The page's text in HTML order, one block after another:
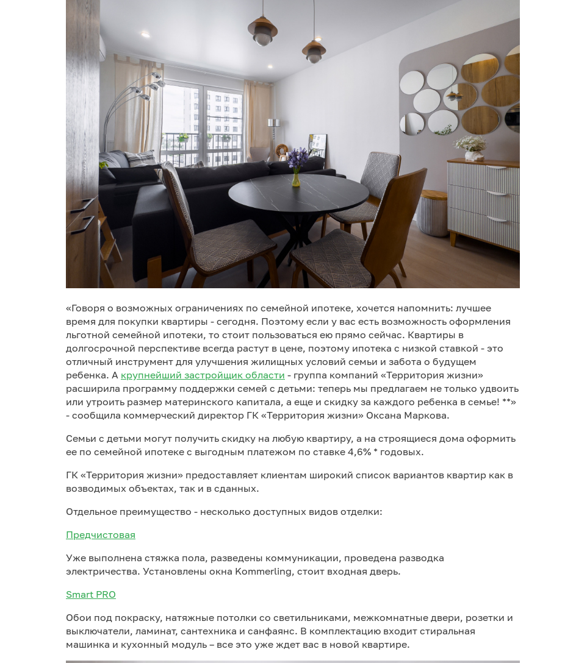
«Говоря о возможных ограничениях по семейной ипотеке, хочется напомнить: лучшее
время для покупки квартиры - сегодня. Поэтому если у вас есть возможность оформления
льготной семейной ипотеки, то стоит пользоваться ею прямо сейчас. Квартиры в
долгосрочной перспективе всегда растут в цене, поэтому ипотека с низкой ставкой - это
отличный инструмент для улучшения жилищных условий семьи и забота о будущем
ребенка. А крупнейший застройщик области - группа компаний «Территория жизни»
расширила программу поддержки семей с детьми: теперь мы предлагаем не только удвоить
или утроить размер материнского капитала, а еще и скидку за каждого ребенка в семье! **»
- сообщила коммерческий директор ГК «Территория жизни» Оксана Маркова.
Cемьи с детьми могут получить скидку на любую квартиру, а на строящиеся дома оформить
ее по семейной ипотеке с выгодным платежом по ставке 4,6% * годовых.
ГК «Территория жизни» предоставляет клиентам широкий список вариантов квартир как в
возводимых объектах, так и в сданных.
Отдельное преимущество - несколько доступных видов отделки:
Предчистовая
Уже выполнена стяжка пола, разведены коммуникации, проведена разводка
электричества. Установлены окна Kommerling, стоит входная дверь.
Smart PRO
Обои под покраску, натяжные потолки со светильниками, межкомнатные двери, розетки и
выключатели, ламинат, сантехника и санфаянс. В комплектацию входит стиральная
машинка и кухонный модуль – все это уже ждет вас в новой квартире.